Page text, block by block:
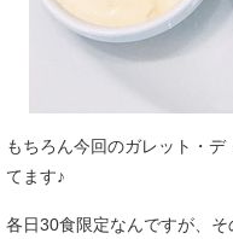
もちろん今回のガレット・
てます♪
各日30食限定なんですが、